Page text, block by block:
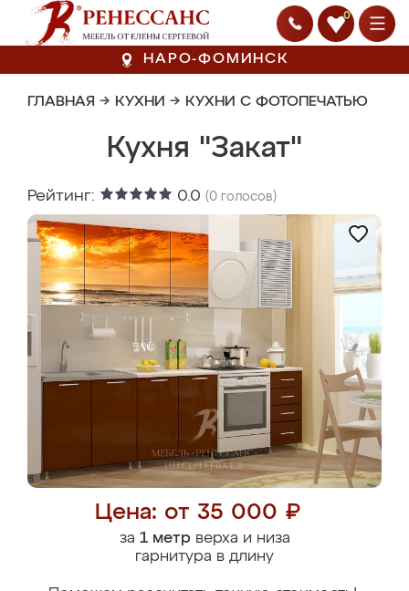
0
НАРО-ФОМИНСК
ГЛАВНАЯ → КУХНИ → КУХНИ С ФОТОПЕЧАТЬЮ
Кухня "Закат"
Рейтинг: 0.0 (0 голосов)
Цена: от 35 000 ₽
за 1 метрверха и низа
гарнитура в длину